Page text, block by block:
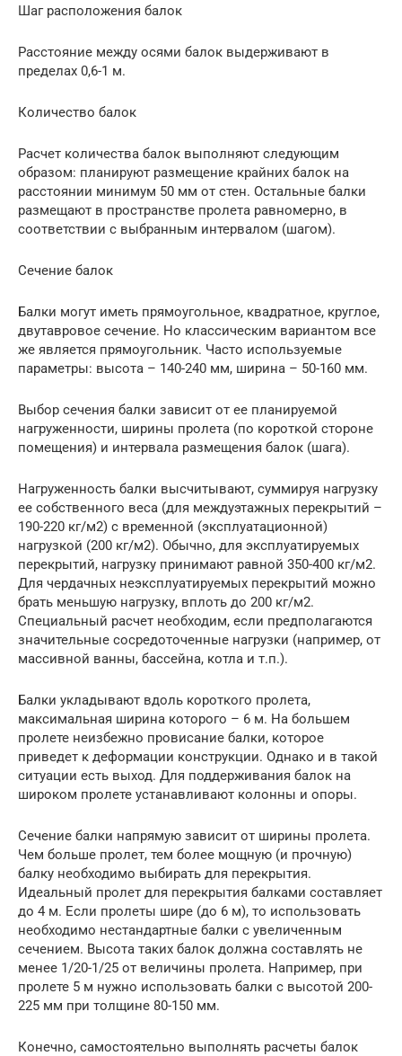
Шаг расположения балок
Расстояние между осями балок выдерживают в
пределах 0,6-1 м.
Количество балок
Расчет количества балок выполняют следующим
образом: планируют размещение крайних балок на
расстоянии минимум 50 мм от стен. Остальные балки
размещают в пространстве пролета равномерно, в
соответствии с выбранным интервалом (шагом).
Сечение балок
Балки могут иметь прямоугольное, квадратное, круглое,
двутавровое сечение. Но классическим вариантом все
же является прямоугольник. Часто используемые
параметры: высота – 140-240 мм, ширина – 50-160 мм.
Выбор сечения балки зависит от ее планируемой
нагруженности, ширины пролета (по короткой стороне
помещения) и интервала размещения балок (шага).
Нагруженность балки высчитывают, суммируя нагрузку
ее собственного веса (для междуэтажных перекрытий –
190-220 кг/м2) с временной (эксплуатационной)
нагрузкой (200 кг/м2). Обычно, для эксплуатируемых
перекрытий, нагрузку принимают равной 350-400 кг/м2.
Для чердачных неэксплуатируемых перекрытий можно
брать меньшую нагрузку, вплоть до 200 кг/м2.
Специальный расчет необходим, если предполагаются
значительные сосредоточенные нагрузки (например, от
массивной ванны, бассейна, котла и т.п.).
Балки укладывают вдоль короткого пролета,
максимальная ширина которого – 6 м. На большем
пролете неизбежно провисание балки, которое
приведет к деформации конструкции. Однако и в такой
ситуации есть выход. Для поддерживания балок на
широком пролете устанавливают колонны и опоры.
Сечение балки напрямую зависит от ширины пролета.
Чем больше пролет, тем более мощную (и прочную)
балку необходимо выбирать для перекрытия.
Идеальный пролет для перекрытия балками составляет
до 4 м. Если пролеты шире (до 6 м), то использовать
необходимо нестандартные балки с увеличенным
сечением. Высота таких балок должна составлять не
менее 1/20-1/25 от величины пролета. Например, при
пролете 5 м нужно использовать балки с высотой 200-
225 мм при толщине 80-150 мм.
Конечно, самостоятельно выполнять расчеты балок